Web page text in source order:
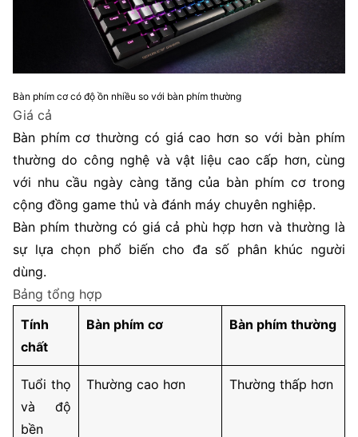
Bàn phím cơ có độ ồn nhiều so với bàn phím thường
Giá cả
Bàn phím cơ thường có giá cao hơn so với bàn phím
thường do công nghệ và vật liệu cao cấp hơn, cùng
với nhu cầu ngày càng tăng của bàn phím cơ trong
cộng đồng game thủ và đánh máy chuyên nghiệp.
Bàn phím thường có giá cả phù hợp hơn và thường là
sự lựa chọn phổ biến cho đa số phân khúc người
dùng.
Bảng tổng hợp
Tính
chất
Bàn phím cơ Bàn phím thường
Tuổi thọ
và độ
bền
Thường cao hơn Thường thấp hơn